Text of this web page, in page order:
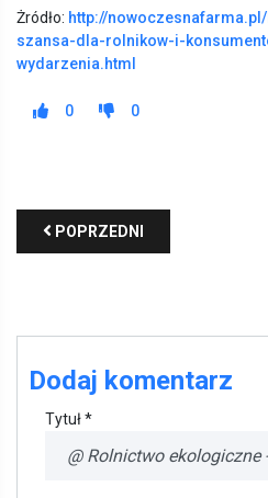
Żródło: http://
szansa-dla-rolnikow-i-
wydarzenia.html
0 0
POPRZEDNI
Dodaj komentarz
Tytuł *